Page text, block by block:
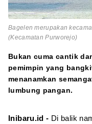
Bagelen merupakan
(Kecamatan Purworejo)
Bukan cuma cantik
pemimpin yang
menanamkan
lumbung pangan.
Inibaru.id - Di balik